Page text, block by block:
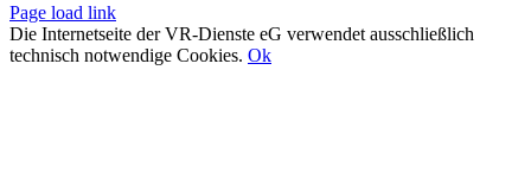
Page load link
Die Internetseite der VR-Dienste eG verwendet ausschließlich
technisch notwendige Cookies. Ok